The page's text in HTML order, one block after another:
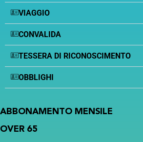
VIAGGIO
CONVALIDA
TESSERA DI RICONOSCIMENTO
OBBLIGHI
ABBONAMENTO MENSILE
OVER 65